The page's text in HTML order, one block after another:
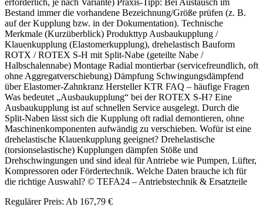
Bestand immer die vorhandene Bezeichnung/Größe prüfen (z. B.
auf der Kupplung bzw. in der Dokumentation). Technische
Merkmale (Kurzüberblick) Produkttyp Ausbaukupplung /
Klauenkupplung (Elastomerkupplung), drehelastisch Bauform
ROTX / ROTEX S-H mit Split-Nabe (geteilte Nabe /
Halbschalennabe) Montage Radial montierbar (servicefreundlich, oft
ohne Aggregatverschiebung) Dämpfung Schwingungsdämpfend
über Elastomer-Zahnkranz Hersteller KTR FAQ – häufige Fragen
Was bedeutet „Ausbaukupplung“ bei der ROTEX S-H? Eine
Ausbaukupplung ist auf schnellen Service ausgelegt. Durch die
Split-Naben lässt sich die Kupplung oft radial demontieren, ohne
Maschinenkomponenten aufwändig zu verschieben. Wofür ist eine
drehelastische Klauenkupplung geeignet? Drehelastische
(torsionselastische) Kupplungen dämpfen Stöße und
Drehschwingungen und sind ideal für Antriebe wie Pumpen, Lüfter,
Kompressoren oder Fördertechnik. Welche Daten brauche ich für
die richtige Auswahl? © TEFA24 – Antriebstechnik & Ersatzteile
Regulärer Preis: Ab 167,79 €